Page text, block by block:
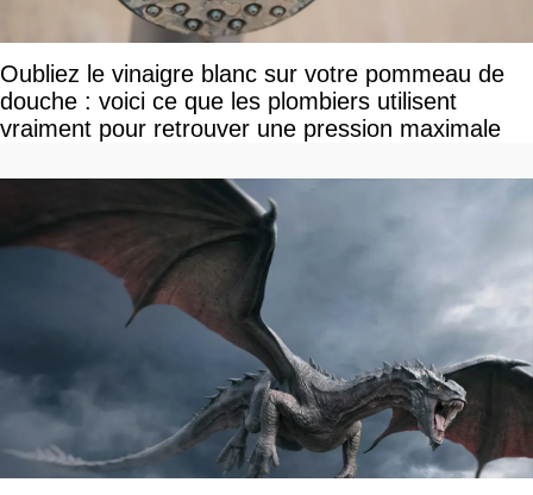
Oubliez le vinaigre blanc sur votre pommeau de
douche : voici ce que les plombiers utilisent
vraiment pour retrouver une pression maximale